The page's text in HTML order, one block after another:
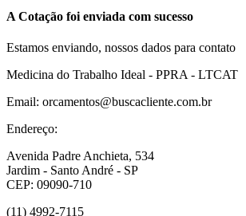
A Cotação foi enviada com sucesso
Estamos enviando, nossos dados para contato
Medicina do Trabalho Ideal - PPRA - LTCAT
Email: orcamentos@buscacliente.com.br
Endereço:
Avenida Padre Anchieta, 534
Jardim - Santo André - SP
CEP: 09090-710
(11) 4992-7115